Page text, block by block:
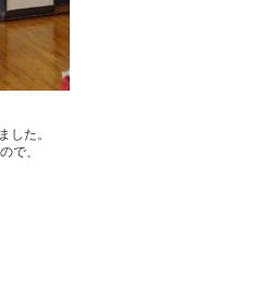
した。
で、